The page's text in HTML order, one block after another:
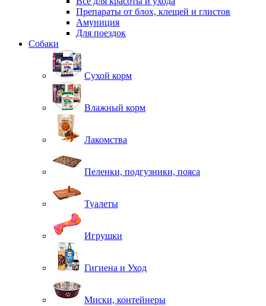
Препараты от блох, клещей и глистов
Амуниция
Для поездок
Собаки
Сухой корм
Влажный корм
Лакомства
Пеленки, подгузники, пояса
Туалеты
Игрушки
Гигиена и Уход
Миски, контейнеры